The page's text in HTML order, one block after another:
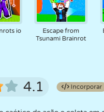
io
Escape from
Tsunami Brainrot
4.1 Incorporar